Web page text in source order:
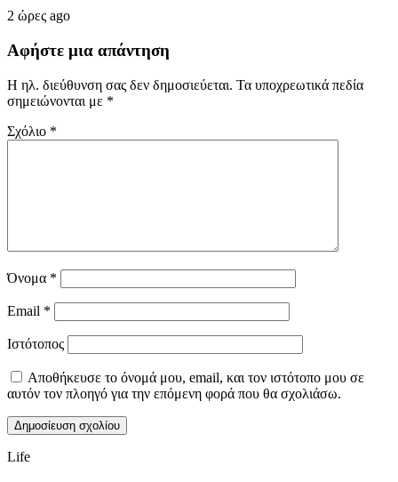
2 ώρες ago
Αφήστε μια απάντηση
Η ηλ. διεύθυνση σας δεν δημοσιεύεται. Τα υποχρεωτικά πεδία
σημειώνονται με *
Σχόλιο *
Όνομα *
Email *
Ιστότοπος
Αποθήκευσε το όνομά μου, email, και τον ιστότοπο μου σε
αυτόν τον πλοηγό για την επόμενη φορά που θα σχολιάσω.
Life